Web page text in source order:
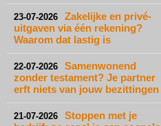
23-07-2026
Zakelijke en privé-
uitgaven via één rekening?
Waarom dat lastig is
22-07-2026
Samenwonend
zonder testament? Je partner
erft niets van jouw bezittingen
21-07-2026
Stoppen met je